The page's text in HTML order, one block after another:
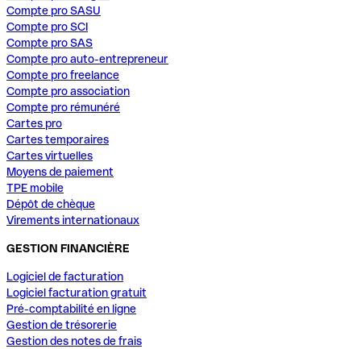
Compte pro SASU
Compte pro SCI
Compte pro SAS
Compte pro auto-entrepreneur
Compte pro freelance
Compte pro association
Compte pro rémunéré
Cartes pro
Cartes temporaires
Cartes virtuelles
Moyens de paiement
TPE mobile
Dépôt de chèque
Virements internationaux
GESTION FINANCIÈRE
Logiciel de facturation
Logiciel facturation gratuit
Pré-comptabilité en ligne
Gestion de trésorerie
Gestion des notes de frais